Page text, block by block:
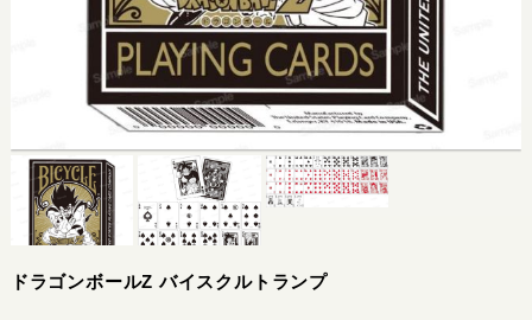
ドラゴンボールZ バイスクルトランプ